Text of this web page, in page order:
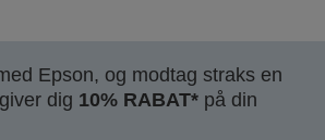
Epson, og modtag straks en
dig 10% RABAT* på din